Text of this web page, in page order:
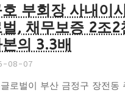
호 부회장 사내이
벌, 채무보증 2조
의 3.3배
08-07
로벌이 부산 금정구 장전동